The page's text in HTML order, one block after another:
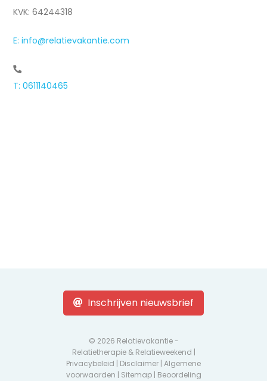
KVK: 64244318
E: info@relatievakantie.com
T: 0611140465
Inschrijven nieuwsbrief
© 2026 Relatievakantie -
Relatietherapie & Relatieweekend |
Privacybeleid | Disclaimer | Algemene
voorwaarden | Sitemap| Beoordeling